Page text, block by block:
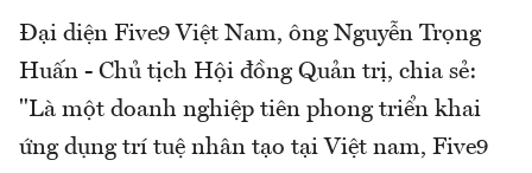
Đại diện Five9 Việt Nam, ông Nguyễn Trọng
Huấn - Chủ tịch Hội đồng Quản trị, chia sẻ:
"Là một doanh nghiệp tiên phong triển khai
ứng dụng trí tuệ nhân tạo tại Việt nam, Five9